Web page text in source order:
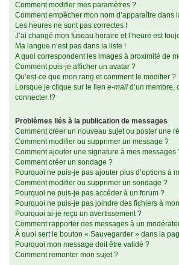
Comment modifier mes paramètres ?
Comment empêcher mon nom d’apparaître dans
Les heures ne sont pas correctes !
J’ai changé mon fuseau horaire et l’heure est
Ma langue n’est pas dans la liste !
A quoi correspondent les images à proximité de
Comment puis-je afficher un avatar ?
Qu’est-ce que mon rang et comment le modifier ?
Lorsque je clique sur le lien e-mail d’un membre,
connecter !?
Problèmes liés à la publication de messages
Comment créer un nouveau sujet ou poster une
Comment modifier ou supprimer un message ?
Comment ajouter une signature à mes messages
Comment créer un sondage ?
Pourquoi ne puis-je pas ajouter plus d’options à
Comment modifier ou supprimer un sondage ?
Pourquoi ne puis-je pas accéder à un forum ?
Pourquoi ne puis-je pas joindre des fichiers à
Pourquoi ai-je reçu un avertissement ?
Comment rapporter des messages à un
À quoi sert le bouton « Sauvegarder » dans la
Pourquoi mon message doit être validé ?
Comment remonter mon sujet ?